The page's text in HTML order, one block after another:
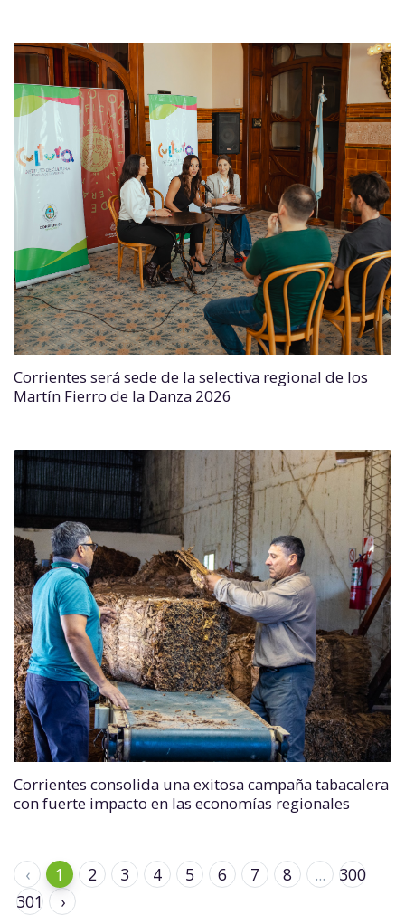
Corrientes será sede de la selectiva regional de los
Martín Fierro de la Danza 2026
Corrientes consolida una exitosa campaña tabacalera
con fuerte impacto en las economías regionales
‹ 1 2 3 4 5 6 7 8 ...
300
301
›